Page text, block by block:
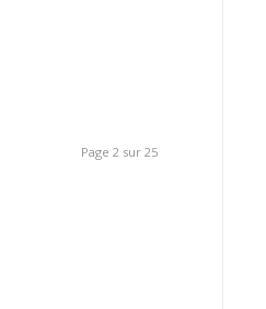
Page 2 sur 25